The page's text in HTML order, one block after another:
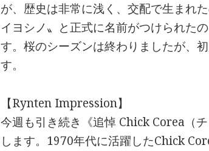
が、歴史は非常に浅く、交配で生まれ
イヨシノ〟と正式に名前がつけられた
す。桜のシーズンは終わりましたが、
す。
【Rynten Impression】
今週も引き続き《追悼 Chick Corea（
します。1970年代に活躍したChick